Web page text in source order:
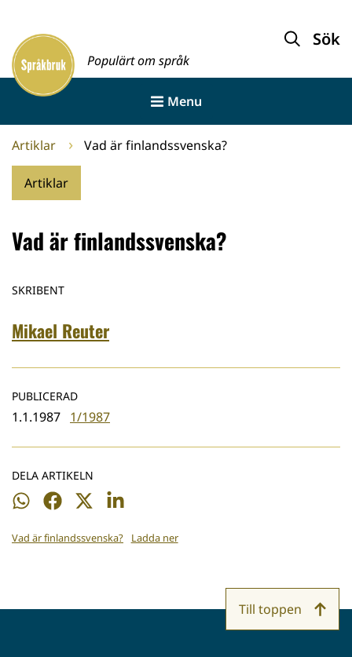
innehållet
Framsida
Populärt om språk
Sök
Menu
Artiklar Vad är finlandssvenska?
Artiklar
Vad är finlandssvenska?
SKRIBENT
Mikael Reuter
PUBLICERAD
1.1.1987 1/1987
DELA ARTIKELN
Dela
WhatsApp
Dela
Facebook
Dela
Twitter
Dela
LinkedIn
Vad är finlandssvenska? Ladda ner
Till toppen